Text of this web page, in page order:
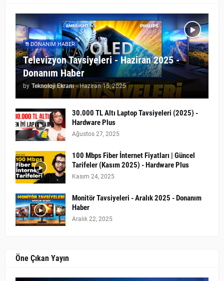
DONANIM HABER
Televizyon Tavsiyeleri - Haziran 2025 -
Donanım Haber
by Teknoloji Ekranı - Haziran 15, 2025
30.000 TL Altı Laptop Tavsiyeleri (2025) -
Hardware Plus
Ağustos 27, 2025
100 Mbps Fiber İnternet Fiyatları | Güncel
Tarifeler (Kasım 2025) - Hardware Plus
Kasım 24, 2025
Monitör Tavsiyeleri - Aralık 2025 - Donanım
Haber
Aralık 22, 2025
Öne Çıkan Yayın